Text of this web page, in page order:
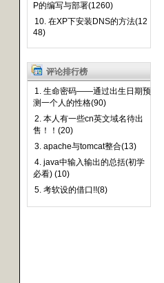
P的编写与部署(1260)
10. 在XP下安装DNS的方法(12
48)
评论排行榜
1. 生命密码——通过出生日期预
测一个人的性格(90)
2. 本人有一些cn英文域名待出
售！！(20)
3. apache与tomcat整合(13)
4. java中输入输出的总括(初学
必看) (10)
5. 考软设的借口!!(8)